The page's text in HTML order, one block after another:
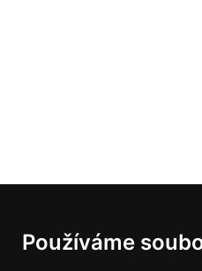
Používáme